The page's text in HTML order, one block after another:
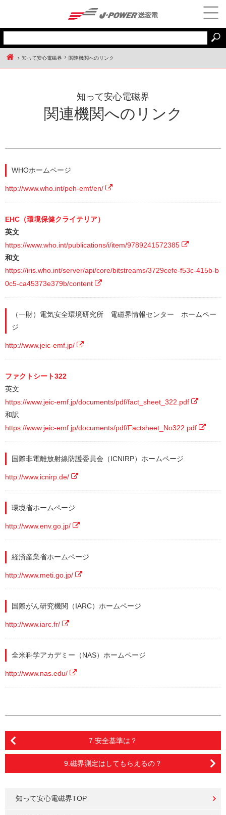
知って安心電磁界 関連機関へのリンク
知って安心電磁界
関連機関へのリンク
WHOホームページ
http://www.who.int/peh-emf/en/
EHC（環境保健クライテリア）
英文
https://www.who.int/publications/i/item/9789241572385
和文
https://iris.who.int/server/api/core/bitstreams/3729cefe-f53c-415b-b
0c5-ca45373e379b/content
（一財）電気安全環境研究所 電磁界情報センター ホームペー
ジ
http://www.jeic-emf.jp/
ファクトシート322
英文
https://www.jeic-emf.jp/documents/pdf/fact_sheet_322.pdf
和訳
https://www.jeic-emf.jp/documents/pdf/Factsheet_No322.pdf
国際非電離放射線防護委員会（ICNIRP）ホームページ
http://www.icnirp.de/
環境省ホームページ
http://www.env.go.jp/
経済産業省ホームページ
http://www.meti.go.jp/
国際がん研究機関（IARC）ホームページ
http://www.iarc.fr/
全米科学アカデミー（NAS）ホームページ
http://www.nas.edu/
7.安全基準は？
9.磁界測定はしてもらえるの？
知って安心電磁界TOP